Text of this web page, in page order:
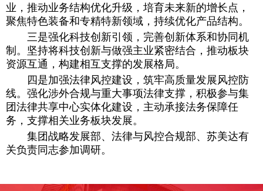
业，推动业务结构优化升级，培育未来新的增长点，
聚焦特色装备和专精特新领域，持续优化产品结构。
三是强化科技创新引领，完善创新体系和协同机
制。坚持将科技创新与做强主业紧密结合，推动板块
资源互通，构建相互支撑的发展格局。
四是加强法律风控建设，筑牢高质量发展风控防
线。强化涉外合规与重大事项法律支撑，积极参与集
团法律共享中心实体化建设，主动承接法务保障任
务，支撑相关业务板块发展。
集团战略发展部、法律与风控合规部、苏美达有
关负责同志参加调研。